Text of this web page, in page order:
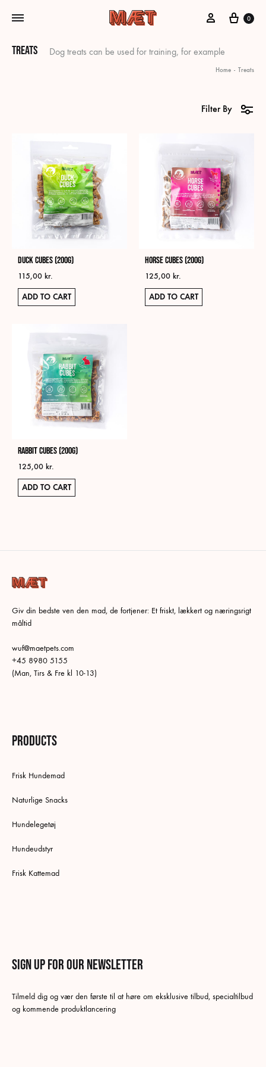
My Account
Cart
0
Treats Dog treats can be used for training, for example
Home - Treats
Filter By
Duck Cubes (200g)
115,00 kr.
ADD TO CART
Horse Cubes (200g)
125,00 kr.
ADD TO CART
Rabbit Cubes (200g)
125,00 kr.
ADD TO CART
Giv din bedste ven den mad, de fortjener: Et friskt, lækkert og næringsrigt
måltid
wuf@maetpets.com
+45 8980 5155
(Man, Tirs & Fre kl 10-13)
Products
Frisk Hundemad
Naturlige Snacks
Hundelegetøj
Hundeudstyr
Frisk Kattemad
Sign up for our newsletter
Tilmeld dig og vær den første til at høre om eksklusive tilbud, specialtilbud
og kommende produktlancering
English
Danish